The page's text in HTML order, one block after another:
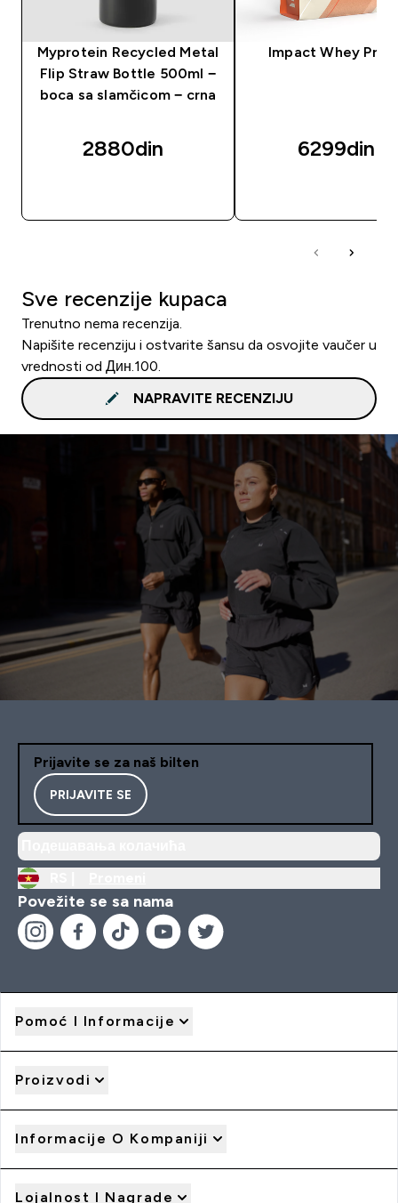
Myprotein Recycled Metal
Flip Straw Bottle 500ml −
boca sa slamčicom − crna
2880din‎
Impact Whey
6299din‎
Sve recenzije kupaca
Trenutno nema recenzija.
Napišite recenziju i ostvarite šansu da osvojite vaučer u
vrednosti od Дин.100.
NAPRAVITE RECENZIJU
Prijavite se za naš bilten
PRIJAVITE SE
Povežite se sa nama
Pomoć I Informacije
Proizvodi
Informacije O Kompaniji
Lojalnost I Nagrade